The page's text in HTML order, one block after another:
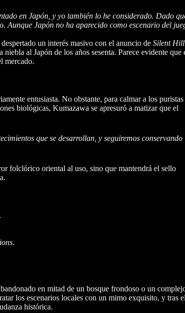
en Japón, y yo también lo he considerado. Dado
Aunque Japón no ha aparecido como escenario del
un interés masivo con el anuncio de Silent
al Japón de los años sesenta. Parece evidente que
mercado.
entusiasta. No obstante, para calmar a los puristas
biológicas, Kumazawa se apresuró a matizar que el
que se desarrollan, y seguiremos conservando
folclórico oriental al uso, sino que mantendrá el sello
.
.
en mitad de un bosque frondoso o un
los escenarios locales con un mimo exquisito, y tras
histórica.